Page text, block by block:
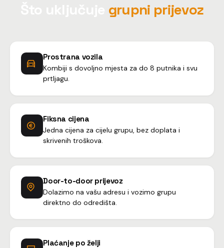
grupni prijevoz
Prostrana vozila
Kombiji s dovoljno mjesta za do 8 putnika i svu
prtljagu.
Fiksna cijena
Jedna cijena za cijelu grupu, bez doplata i
skrivenih troškova.
Door-to-door prijevoz
Dolazimo na vašu adresu i vozimo grupu
direktno do odredišta.
Plaćanje po želji